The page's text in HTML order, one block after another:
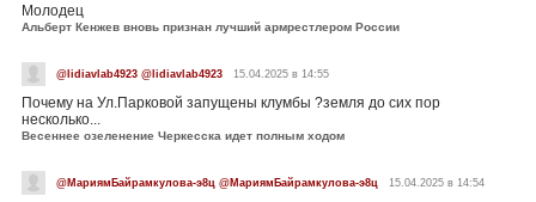
Молодец
Альберт Кенжев вновь признан лучший армрестлером России
@lidiavlab4923 @lidiavlab4923 15.04.2025 в 14:55
Почему на Ул.Парковой запущены клумбы ?земля до сих пор
несколько...
Весеннее озеленение Черкесска идет полным ходом
@МариямБайрамкулова-э8ц @МариямБайрамкулова-э8ц 15.04.2025 в 14:54